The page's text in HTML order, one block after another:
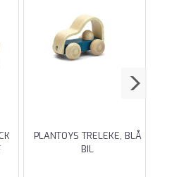
PLANTOYS TRELEKE, BLÅ
BIL